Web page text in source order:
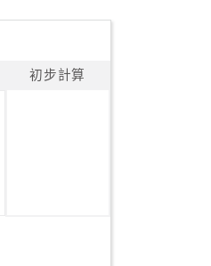
初步計算